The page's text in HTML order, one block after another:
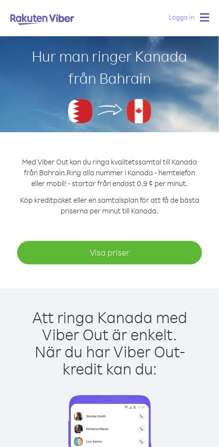
Logga in
Hur man ringer Kanada
från Bahrain
Med Viber Out kan du ringa kvalitetssamtal till Kanada
från Bahrain.Ring alla nummer i Kanada - hemtelefon
eller mobil! - startar från endast 0.9 ¢ per minut.
Köp kreditpaket eller en samtalsplan för att få de bästa
priserna per minut till Kanada.
Visa priser
Att ringa Kanada med
Viber Out är enkelt.
När du har Viber Out-
kredit kan du: